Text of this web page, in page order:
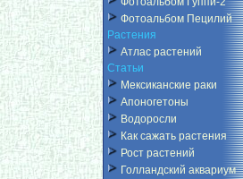
Фотоальбом Пецилий
Растения
Атлас растений
Статьи
Мексиканские раки
Апоногетоны
Водоросли
Как сажать растения
Рост растений
Голландский аквариум